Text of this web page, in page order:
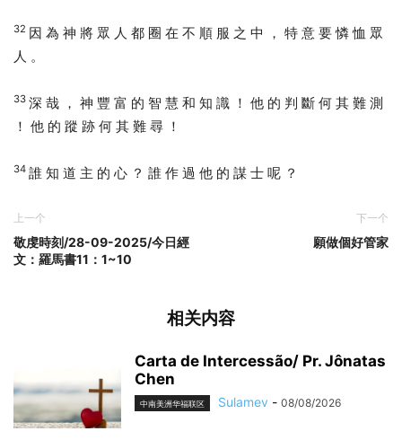
32 因 為 神 將 眾 人 都 圈 在 不 順 服 之 中 ， 特 意 要 憐 恤 眾
人 。
33 深 哉 ， 神 豐 富 的 智 慧 和 知 識 ！ 他 的 判 斷 何 其 難 測
！ 他 的 蹤 跡 何 其 難 尋 ！
34 誰 知 道 主 的 心 ？ 誰 作 過 他 的 謀 士 呢 ？
上一个
敬虔時刻/28-09-2025/今日經
文：羅馬書11：1~10
下一个
願做個好管家
相关内容
Carta de Intercessão/ Pr. Jônatas
Chen
中南美洲华福联区 Sulamev - 08/08/2026